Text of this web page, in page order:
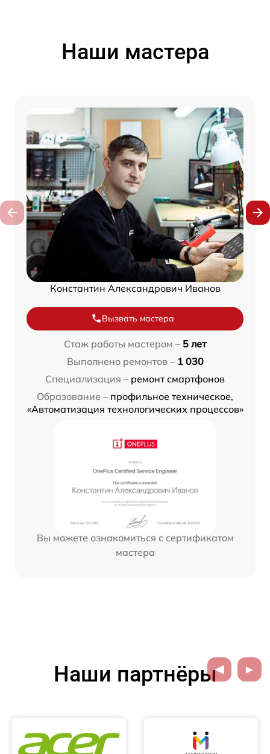
Наши мастера
Константин Александрович Иванов
Вызвать мастера
Стаж работы мастером – 5 лет
Выполнено ремонтов – 1 030
Специализация – ремонт смартфонов
Образование – профильное техническое,
«Автоматизация технологических процессов»
Вы можете ознакомиться с сертификатом
мастера
Наши партнёры